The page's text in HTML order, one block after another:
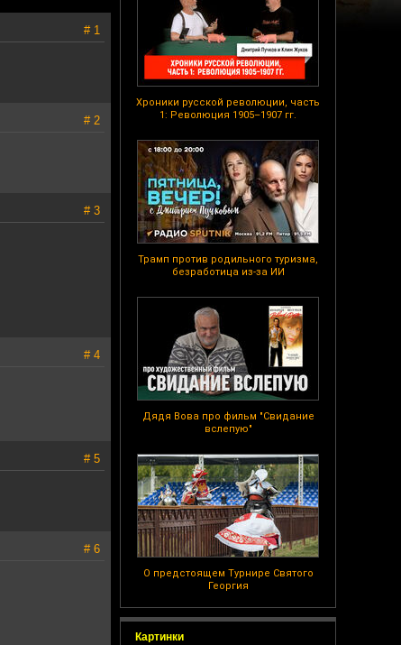
Хроники русской революции, часть
1: Революция 1905–1907 гг.
Трамп против родильного туризма,
безработица из-за ИИ
Дядя Вова про фильм "Свидание
вслепую"
О предстоящем Турнире Святого
Георгия
Картинки
# 1
# 2
# 3
# 4
# 5
# 6